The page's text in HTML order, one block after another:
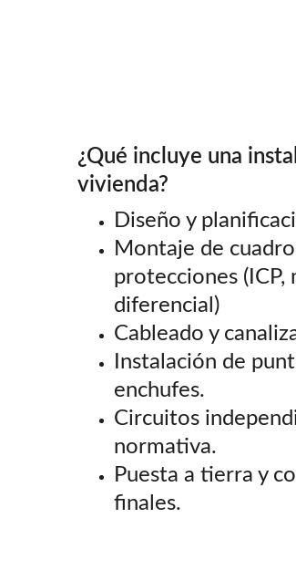
¿Qué incluye una
vivienda?
Diseño y
Montaje de
protecciones
diferencial)
Cableado y
Instalación de
enchufes.
Circuitos
normativa.
Puesta a tierra y
finales.